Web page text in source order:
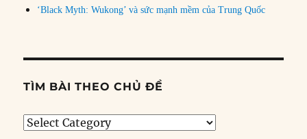
‘Black Myth: Wukong’ và sức mạnh mềm của Trung Quốc
TÌM BÀI THEO CHỦ ĐỀ
Tìm